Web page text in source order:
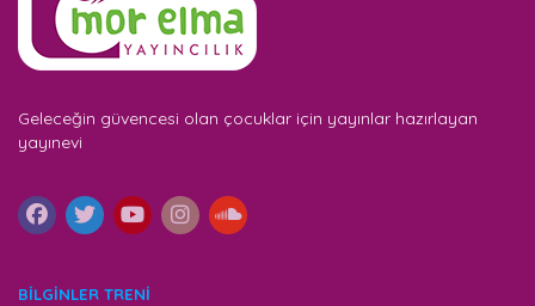
Geleceğin güvencesi olan çocuklar için yayınlar hazırlayan
yayınevi
BİLGİNLER TRENİ